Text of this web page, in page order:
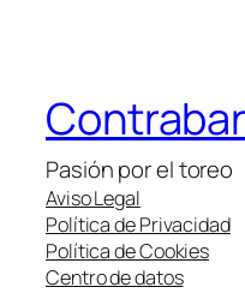
Pasión por el toreo
Aviso Legal
Política de Privacidad
Política de Cookies
Centro de datos